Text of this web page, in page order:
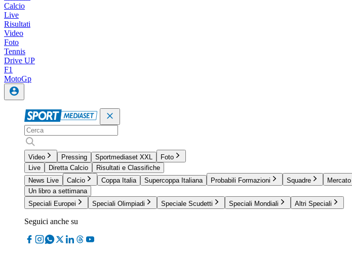
Calcio
Live
Risultati
Video
Foto
Tennis
Drive UP
F1
MotoGp
Video Pressing Sportmediaset XXL
Foto
Live
Diretta Calcio
Risultati e Classifiche
News Live
Calcio Coppa Italia Supercoppa Italiana Probabili Formazioni Squadre Mercato
Un libro a settimana
Speciali Europei
Speciali Olimpiadi Speciale Scudetti Speciali Mondiali Altri Speciali
Seguici anche su